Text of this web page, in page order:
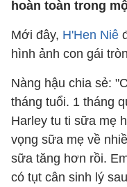
hoàn toàn trong
Mới đây, H'Hen Niê
hình ảnh con gái
Nàng hậu chia sẻ:
tháng tuổi. 1 tháng
Harley tu ti sữa mẹ
vọng sữa mẹ về
sữa tăng hơn rồi.
có tụt cân sinh lý